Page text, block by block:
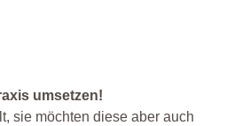
umsetzen!
sie möchten diese aber auch